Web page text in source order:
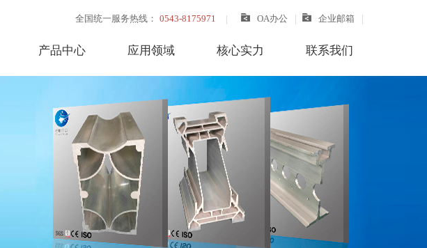
全国统一服务热线： 0543-8175971 OA办公 企业邮箱
产品中心 应用领域 核心实力 联系我们